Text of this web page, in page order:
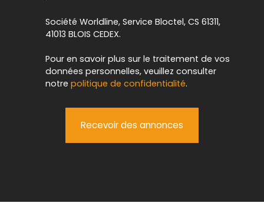
Société Worldline, Service Bloctel, CS 61311,
41013 BLOIS CEDEX.
Pour en savoir plus sur le traitement de vos
données personnelles, veuillez consulter
notre politique de confidentialité.
Recevoir des annonces